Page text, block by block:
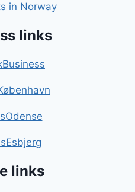
in Norway
links
links